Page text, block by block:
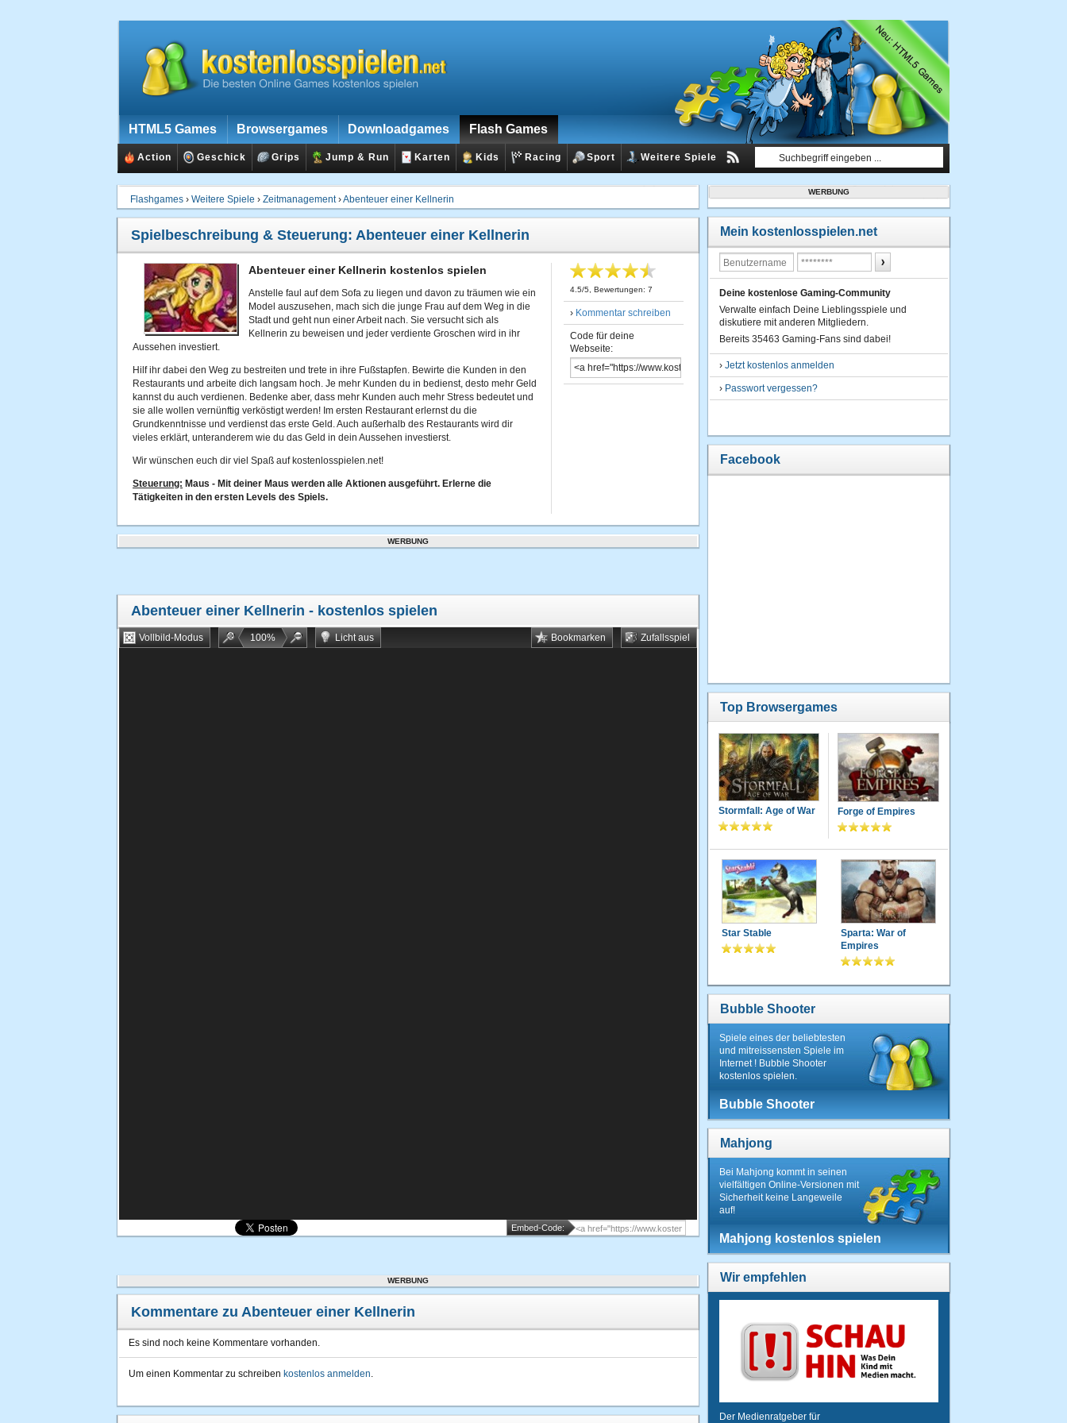
HTML5 Games Browsergames Downloadgames Flash Games
Action Geschick Grips Jump & Run Karten Kids Racing Sport Weitere Spiele
Flashgames › Weitere Spiele › Zeitmanagement›Abenteuer einer Kellnerin
Spielbeschreibung & Steuerung: Abenteuer einer Kellnerin
Abenteuer einer Kellnerin kostenlos spielen
Anstelle faul auf dem Sofa zu liegen und davon zu träumen wie ein
Model auszusehen, mach sich die junge Frau auf dem Weg in die
Stadt und geht nun einer Arbeit nach. Sie versucht sich als
Kellnerin zu beweisen und jeder verdiente Groschen wird in ihr
Aussehen investiert.
Hilf ihr dabei den Weg zu bestreiten und trete in ihre Fußstapfen. Bewirte die Kunden in den
Restaurants und arbeite dich langsam hoch. Je mehr Kunden du in bedienst, desto mehr Geld
kannst du auch verdienen. Bedenke aber, dass mehr Kunden auch mehr Stress bedeutet und
sie alle wollen vernünftig verköstigt werden! Im ersten Restaurant erlernst du die
Grundkenntnisse und verdienst das erste Geld. Auch außerhalb des Restaurants wird dir
vieles erklärt, unteranderem wie du das Geld in dein Aussehen investierst.
Wir wünschen euch dir viel Spaß auf kostenlosspielen.net!
Steuerung: Maus - Mit deiner Maus werden alle Aktionen ausgeführt. Erlerne die
Tätigkeiten in den ersten Levels des Spiels.
4.5/5 , Bewertungen: 7
› Kommentar schreiben
Code für deine
Webseite:
WERBUNG
Abenteuer einer Kellnerin - kostenlos spielen
Vollbild-Modus 100% Licht aus Zufallsspiel
Bookmarken
Embed-Code:
WERBUNG
Kommentare zu Abenteuer einer Kellnerin
Es sind noch keine Kommentare vorhanden.
Um einen Kommentar zu schreiben kostenlos anmelden.
WERBUNG
Mein kostenlosspielen.net
Deine kostenlose Gaming-Community
Verwalte einfach Deine Lieblingsspiele und
diskutiere mit anderen Mitgliedern.
Bereits 35463 Gaming-Fans sind dabei!
› Jetzt kostenlos anmelden
› Passwort vergessen?
Facebook
Top Browsergames
Stormfall: Age of War Forge of Empires
Star Stable
Sparta: War of
Empires
Bubble Shooter
Spiele eines der beliebtesten
und mitreissensten Spiele im
Internet ! Bubble Shooter
kostenlos spielen.
Bubble Shooter
Mahjong
Bei Mahjong kommt in seinen
vielfältigen Online-Versionen mit
Sicherheit keine Langeweile
auf!
Mahjong kostenlos spielen
Wir empfehlen
Der Medienratgeber für